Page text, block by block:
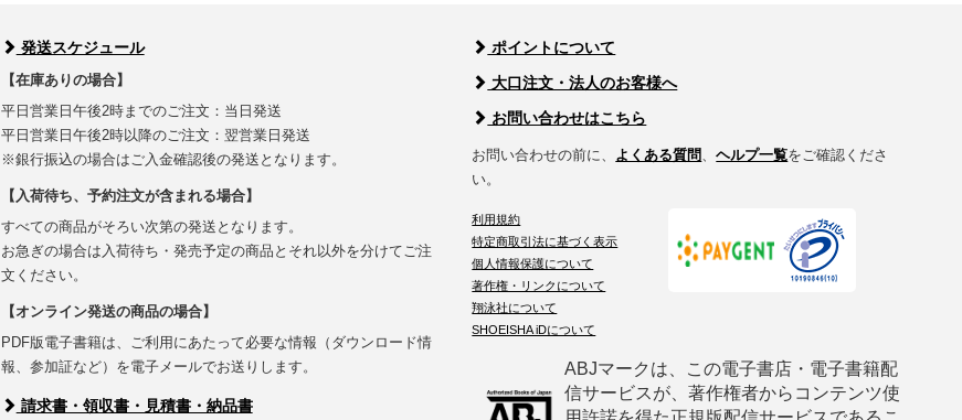
発送スケジュール
【在庫ありの場合】
平日営業日午後2時までのご注文：当日発送
平日営業日午後2時以降のご注文：翌営業日発送
※銀行振込の場合はご入金確認後の発送となります。
【入荷待ち、予約注文が含まれる場合】
すべての商品がそろい次第の発送となります。
お急ぎの場合は入荷待ち・発売予定の商品とそれ以外を分けてご注
文ください。
【オンライン発送の商品の場合】
PDF版電子書籍は、ご利用にあたって必要な情報（ダウンロード情
報、参加証など）を電子メールでお送りします。
請求書・領収書・見積書・納品書
ポイントについて
大口注文・法人のお客様へ
お問い合わせはこちら
お問い合わせの前に、 よくある質問 、ヘルプ一覧をご確認くださ
い。
利用規約
特定商取引法に基づく表示
個人情報保護について
著作権・リンクについて
翔泳社について
SHOEISHA iDについて
ABJマークは、この電子書店・電子書籍配
信サービスが、著作権者からコンテンツ使